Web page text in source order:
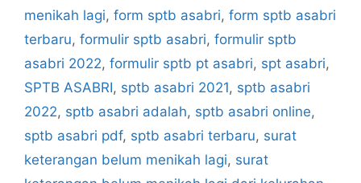
menikah lagi, form sptb asabri, form sptb asabri
terbaru, formulir sptb asabri, formulir sptb
asabri 2022, formulir sptb pt asabri, spt asabri,
SPTB ASABRI, sptb asabri 2021, sptb asabri
2022, sptb asabri adalah, sptb asabri online,
sptb asabri pdf, sptb asabri terbaru, surat
keterangan belum menikah lagi, surat